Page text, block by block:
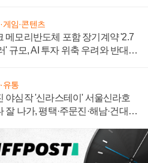
게임·콘텐츠
메모리반도체 포함 장기계약 '2.7
' 규모, AI 투자 위축 우려와 반대
유통
야심작 '신라스테이' 서울신라호
잘 나가, 평택·주문진·해남·건대로